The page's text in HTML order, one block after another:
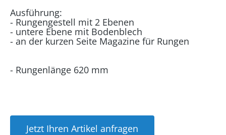
Ausführung:
- Rungengestell mit 2 Ebenen
- untere Ebene mit Bodenblech
- an der kurzen Seite Magazine für Rungen
- Rungenlänge 620 mm
Jetzt Ihren Artikel anfragen